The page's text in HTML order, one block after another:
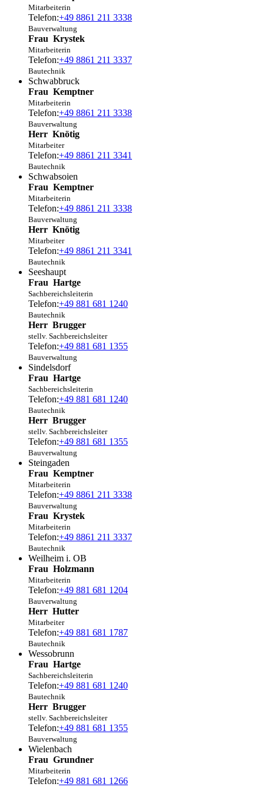
Mitarbeiterin
Telefon:+49 8861 211 3338
Bauverwaltung
Frau Krystek
Mitarbeiterin
Telefon:+49 8861 211 3337
Bautechnik
Schwabbruck
Frau Kemptner
Mitarbeiterin
Telefon:+49 8861 211 3338
Bauverwaltung
Herr Knötig
Mitarbeiter
Telefon:+49 8861 211 3341
Bautechnik
Schwabsoien
Frau Kemptner
Mitarbeiterin
Telefon:+49 8861 211 3338
Bauverwaltung
Herr Knötig
Mitarbeiter
Telefon:+49 8861 211 3341
Bautechnik
Seeshaupt
Frau Hartge
Sachbereichsleiterin
Telefon:+49 881 681 1240
Bautechnik
Herr Brugger
stellv. Sachbereichsleiter
Telefon:+49 881 681 1355
Bauverwaltung
Sindelsdorf
Frau Hartge
Sachbereichsleiterin
Telefon:+49 881 681 1240
Bautechnik
Herr Brugger
stellv. Sachbereichsleiter
Telefon:+49 881 681 1355
Bauverwaltung
Steingaden
Frau Kemptner
Mitarbeiterin
Telefon:+49 8861 211 3338
Bauverwaltung
Frau Krystek
Mitarbeiterin
Telefon:+49 8861 211 3337
Bautechnik
Weilheim i. OB
Frau Holzmann
Mitarbeiterin
Telefon:+49 881 681 1204
Bauverwaltung
Herr Hutter
Mitarbeiter
Telefon:+49 881 681 1787
Bautechnik
Wessobrunn
Frau Hartge
Sachbereichsleiterin
Telefon:+49 881 681 1240
Bautechnik
Herr Brugger
stellv. Sachbereichsleiter
Telefon:+49 881 681 1355
Bauverwaltung
Wielenbach
Frau Grundner
Mitarbeiterin
Telefon:+49 881 681 1266